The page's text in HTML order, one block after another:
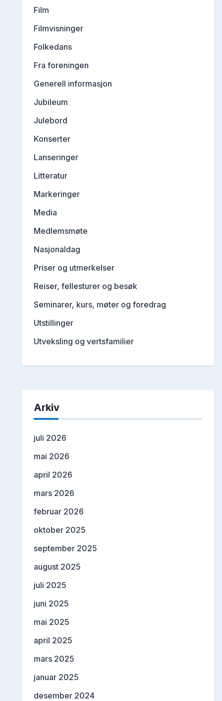
Film
Filmvisninger
Folkedans
Fra foreningen
Generell informasjon
Jubileum
Julebord
Konserter
Lanseringer
Litteratur
Markeringer
Media
Medlemsmøte
Nasjonaldag
Priser og utmerkelser
Reiser, fellesturer og besøk
Seminarer, kurs, møter og foredrag
Utstillinger
Utveksling og vertsfamilier
Arkiv
juli 2026
mai 2026
april 2026
mars 2026
februar 2026
oktober 2025
september 2025
august 2025
juli 2025
juni 2025
mai 2025
april 2025
mars 2025
januar 2025
desember 2024